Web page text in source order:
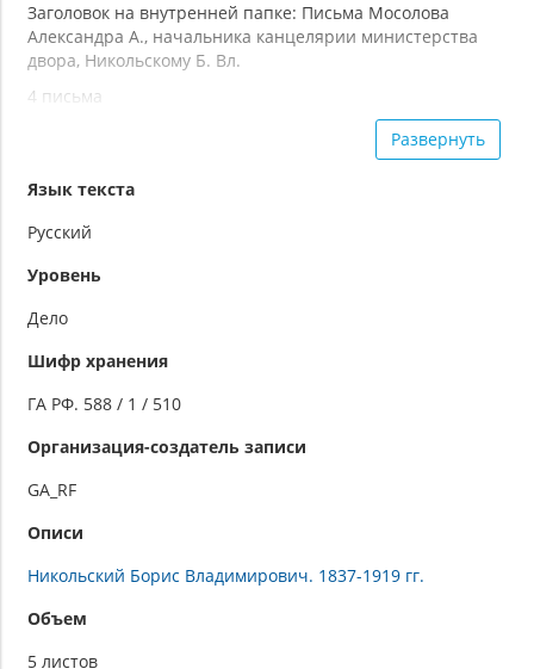
Заголовок на внутренней папке: Письма Мосолова
Александра А., начальника канцелярии министерства
двора, Никольскому Б. Вл.
4 письма
пометами
Развернуть
Язык текста
Русский
Уровень
Дело
Шифр хранения
ГА РФ. 588 / 1 / 510
Организация-создатель записи
GA_RF
Описи
Никольский Борис Владимирович. 1837-1919 гг.
Объем
5 листов